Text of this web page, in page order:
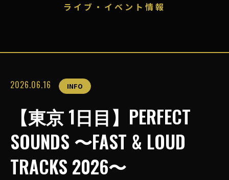
ライブ・イベント情報
2026.06.16 INFO
【東京 1日目】PERFECT
SOUNDS 〜FAST & LOUD
TRACKS 2026〜